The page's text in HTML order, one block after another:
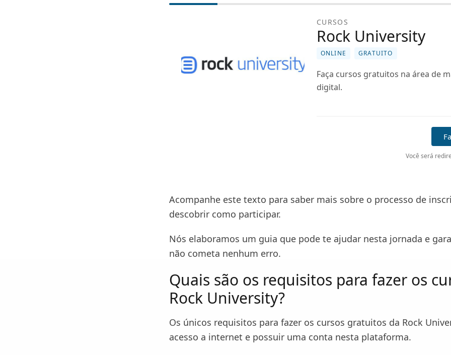
CURSOS
Rock University
ONLINE GRATUITO
Faça cursos gratuitos na área de
digital.
Você será
Acompanhe este texto para saber mais sobre o processo de
descobrir como participar.
Nós elaboramos um guia que pode te ajudar nesta jornada e
não cometa nenhum erro.
Quais são os requisitos para fazer os
Rock University?
Os únicos requisitos para fazer os cursos gratuitos da Rock
acesso a internet e possuir uma conta nesta plataforma.